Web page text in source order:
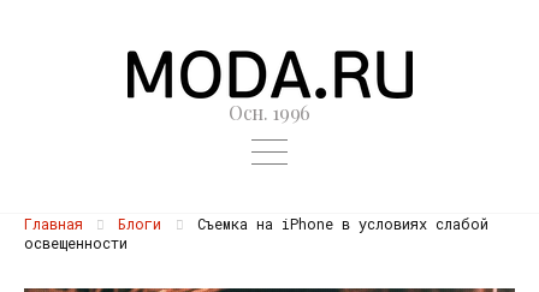
Осн. 1996
Главная Блоги
Съемка на iPhone в условиях слабой
освещенности